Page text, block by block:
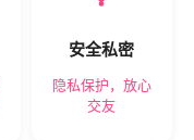
安全私密
隐私保护，放心
交友